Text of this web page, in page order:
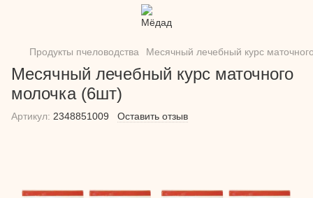
Продукты пчеловодства Месячный лечебный курс
Месячный лечебный курс маточного
молочка (6шт)
Артикул: 2348851009 Оставить отзыв